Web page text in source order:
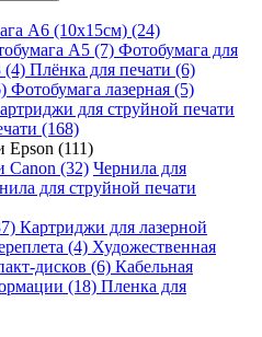
A6 (10х15см) (24)
A5 (7) Фотобумага для
(4) Плёнка для печати (6)
Фотобумага лазерная (5)
для струйной печати
(168)
Epson (111)
Canon (32) Чернила для
для струйной печати
Картриджи для лазерной
(4) Художественная
дисков (6) Кабельная
(18) Пленка для